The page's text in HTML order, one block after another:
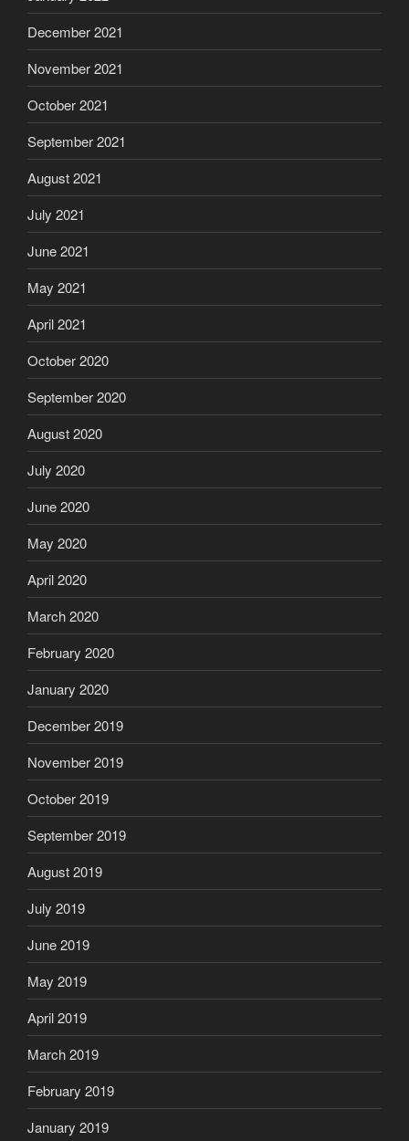
December 2021
November 2021
October 2021
September 2021
August 2021
July 2021
June 2021
May 2021
April 2021
October 2020
September 2020
August 2020
July 2020
June 2020
May 2020
April 2020
March 2020
February 2020
January 2020
December 2019
November 2019
October 2019
September 2019
August 2019
July 2019
June 2019
May 2019
April 2019
March 2019
February 2019
January 2019